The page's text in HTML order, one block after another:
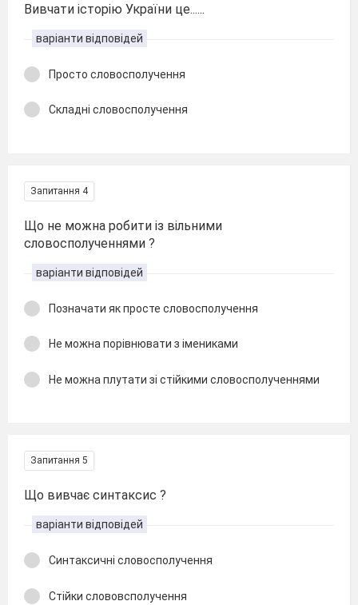
Вивчати історію України це......
варіанти відповідей
Просто словосполучення
Складні словосполучення
Запитання 4
Що не можна робити із вільними
словосполученнями ?
варіанти відповідей
Позначати як просте словосполучення
Не можна порівнювати з імениками
Не можна плутати зі стійкими словосполученнями
Запитання 5
Що вивчає синтаксис ?
варіанти відповідей
Синтаксичні словосполучення
Стійки слововсполучення